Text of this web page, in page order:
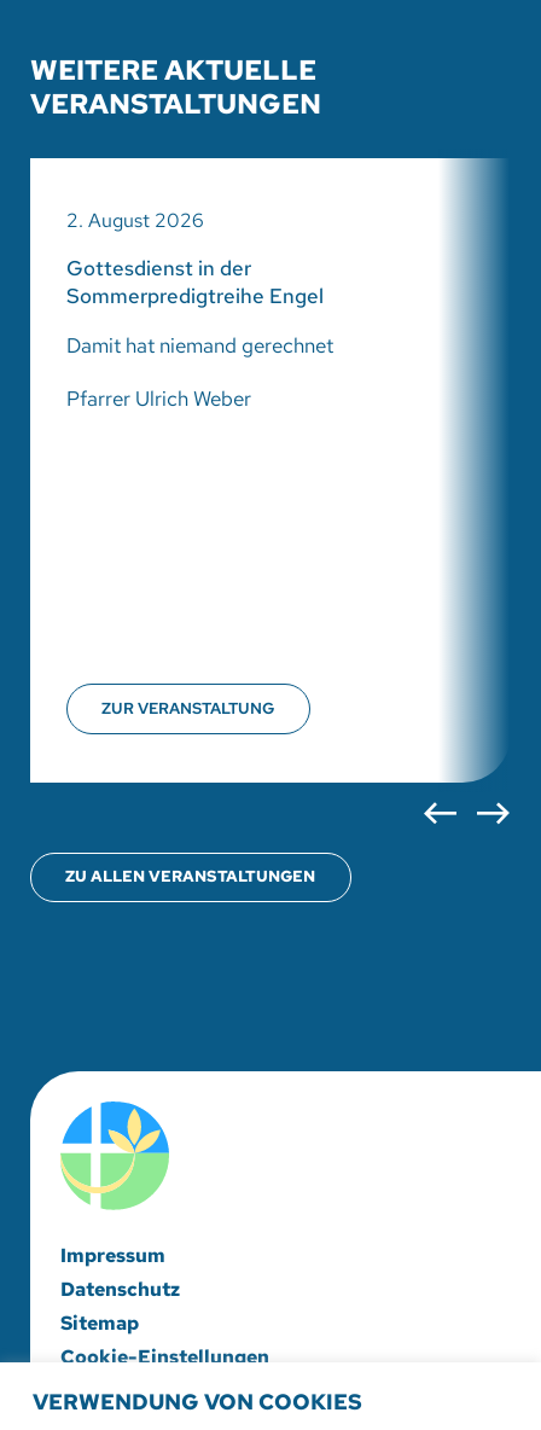
VERWENDUNG VON COOKIES
WEITERE AKTUELLE
VERANSTALTUNGEN
2. August 2026
Gottesdienst in der
Sommerpredigtreihe Engel
Damit hat niemand gerechnet
Pfarrer Ulrich Weber
ZUR VERANSTALTUNG
ZU ALLEN VERANSTALTUNGEN
Impressum
Datenschutz
Sitemap
Cookie-Einstellungen
Evangelische Diakonieschwesternschaft